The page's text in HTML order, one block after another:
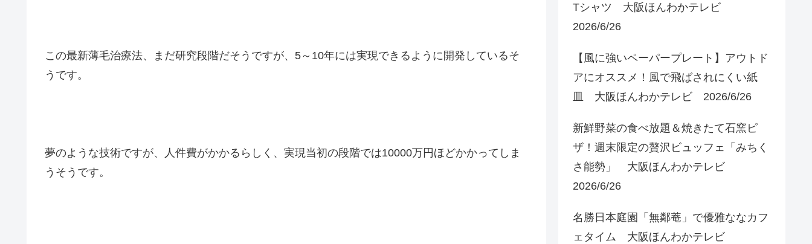
この最新薄毛治療法、まだ研究段階だそうですが、5～10年には実現できるように開発しているそ
うです。
夢のような技術ですが、人件費がかかるらしく、実現当初の段階では10000万円ほどかかってしま
うそうです。
Tシャツ 大阪ほんわかテレビ
2026/6/26
【風に強いペーパープレート】アウトド
アにオススメ！風で飛ばされにくい紙
皿 大阪ほんわかテレビ 2026/6/26
新鮮野菜の食べ放題＆焼きたて石窯ピ
ザ！週末限定の贅沢ビュッフェ「みちく
さ能勢」 大阪ほんわかテレビ
2026/6/26
名勝日本庭園「無鄰菴」で優雅ななカフ
ェタイム 大阪ほんわかテレビ